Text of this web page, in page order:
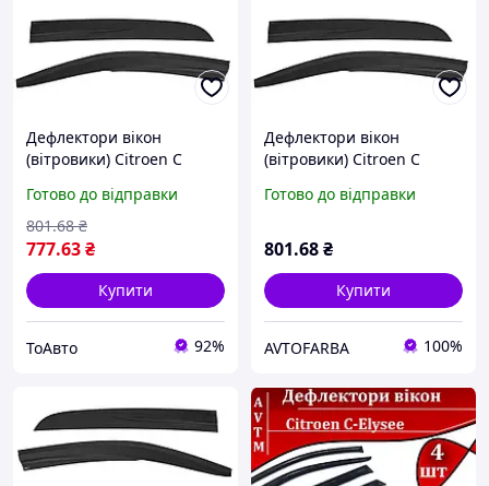
Дефлектори вікон
(вітровики) Citroen C
SunPlex, седан, на скотчі
Готово до відправки
777.63₴
801.68 ₴
Купити
ТоАвто 92%
Дефлектори вікон
(вітровики) Citroen C
SunPlex, седан, на скотчі
Готово до відправки
801.68₴
Купити
AVTOFARBA 100%